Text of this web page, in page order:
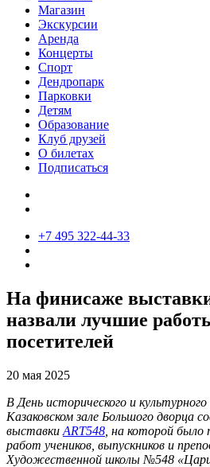
Магазин
Экскурсии
Аренда
Концерты
Спорт
Дендропарк
Парковки
Детям
Образование
Клуб друзей
О билетах
Подписаться
+7 495 322-44-33
На финисаже
назвали лучшие
посетителей
20 мая 2025
В День исторического и
Казаковском зале Большого дворца
выставки ART548 , на которой было
работ учеников, выпускников и
Художественной школы №548